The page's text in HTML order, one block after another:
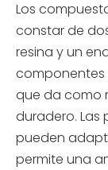
Los
constar de
resina y un
componentes
que da como
duradero.
pueden
permite una